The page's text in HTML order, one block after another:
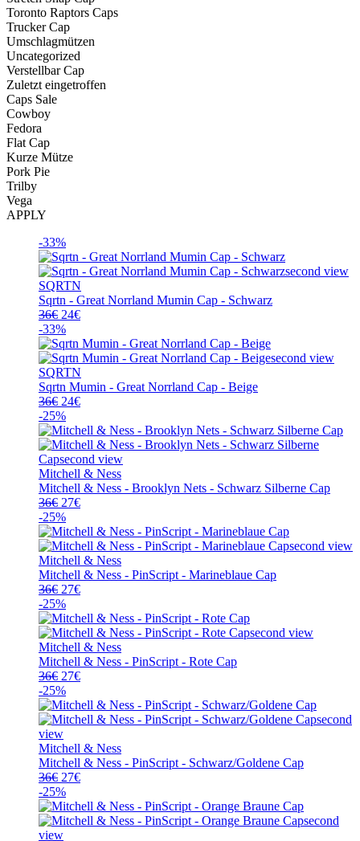
Toronto Raptors Caps
Trucker Cap
Umschlagmützen
Uncategorized
Verstellbar Cap
Zuletzt eingetroffen
Caps Sale
Cowboy
Fedora
Flat Cap
Kurze Mütze
Pork Pie
Trilby
Vega
APPLY
-33%
SQRTN
Sqrtn - Great Norrland Mumin Cap - Schwarz
36€ Ursprünglicher
Preis
war:
36€
24€Aktueller
ist:
24€.
-33%
SQRTN
Sqrtn Mumin - Great Norrland Cap - Beige
36€ Ursprünglicher
Preis
war:
36€
24€Aktueller
ist:
24€.
-25%
Mitchell & Ness
Mitchell & Ness - Brooklyn Nets - Schwarz Silberne Cap
36€ Ursprünglicher
Preis
war:
36€
27€Aktueller
ist:
27€.
-25%
Mitchell & Ness
Mitchell & Ness - PinScript - Marineblaue Cap
36€ Ursprünglicher
Preis
war:
36€
27€Aktueller
ist:
27€.
-25%
Mitchell & Ness
Mitchell & Ness - PinScript - Rote Cap
36€ Ursprünglicher
Preis
war:
36€
27€Aktueller
ist:
27€.
-25%
Mitchell & Ness
Mitchell & Ness - PinScript - Schwarz/Goldene Cap
36€ Ursprünglicher
Preis
war:
36€
27€Aktueller
ist:
27€.
-25%